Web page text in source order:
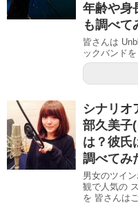
年齢や身
も調べて
皆さんは
ックバンド
シナリオ
部久美子
は？彼氏
調べてみ
男女のツイ
観で人気の
を 皆さんは